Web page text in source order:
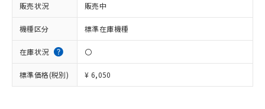
販売状況 販売中
機種区分 標準在庫機種
在庫状況 〇
標準価格(税別) ¥ 6,050